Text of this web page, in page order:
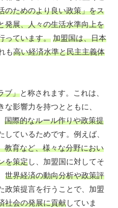
のためのより良い政策」をス
発展、人々の生活水準向上を
っています。 加盟国は、日本
も高い経済水準と民主主義体
ブ」と称されます。これは、
影響力を持つとともに、
国際的なルール作りや政策提
しているためです。例えば、
教育など、様々な分野におい
を策定し、加盟国に対してそ
世界経済の動向分析や政策評
政策提言を行うことで、加盟
社会の発展に貢献していま